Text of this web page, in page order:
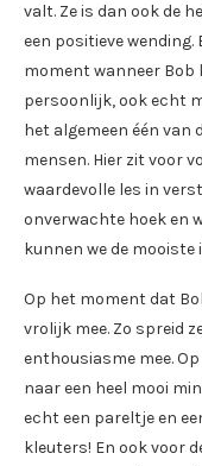
valt. Ze is dan ook de
een positieve
moment wanneer Bob
persoonlijk, ook echt
het algemeen één van
mensen. Hier zit voor
waardevolle les in
onverwachte hoek en
kunnen we de
Op het moment dat
vrolijk mee. Zo spreid
enthousiasme mee.
naar een heel mooi
echt een pareltje en
kleuters! En ook voor